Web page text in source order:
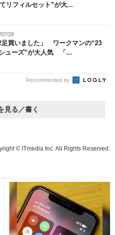
リフィルセット”が大...
28
足買いました」 ワークマンの“23
ューズ”が大人気 「...
Recommended by
見る／書く
© ITmedia Inc. All Rights Reserved.